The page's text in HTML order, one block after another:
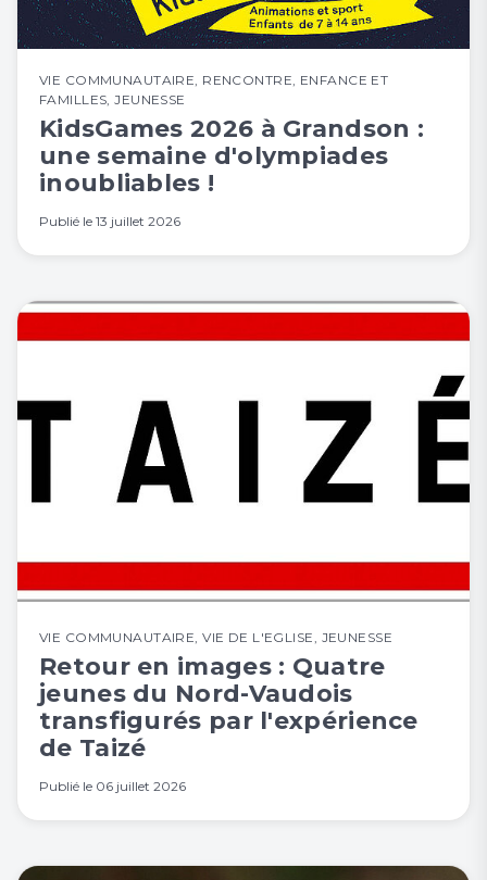
VIE COMMUNAUTAIRE RENCONTRE ENFANCE ET
FAMILLES ,JEUNESSE
KidsGames 2026 à Grandson :
une semaine d'olympiades
inoubliables !
Publié le 13 juillet 2026
VIE COMMUNAUTAIRE ,VIE DE L'EGLISE JEUNESSE
Retour en images : Quatre
jeunes du Nord-Vaudois
transfigurés par l'expérience
de Taizé
Publié le 06 juillet 2026